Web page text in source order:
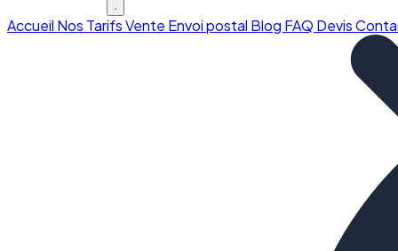
Accueil Nos TarifsVente Envoi postal Blog FAQ Devis